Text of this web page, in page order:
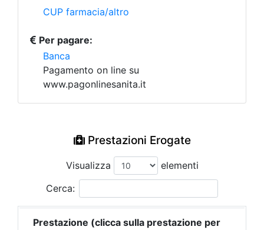
CUP farmacia/altro
Per pagare:
Banca
Pagamento on line su
www.pagonlinesanita.it
Prestazioni Erogate
Visualizza
elementi
Cerca:
Prestazione (clicca sulla prestazione per